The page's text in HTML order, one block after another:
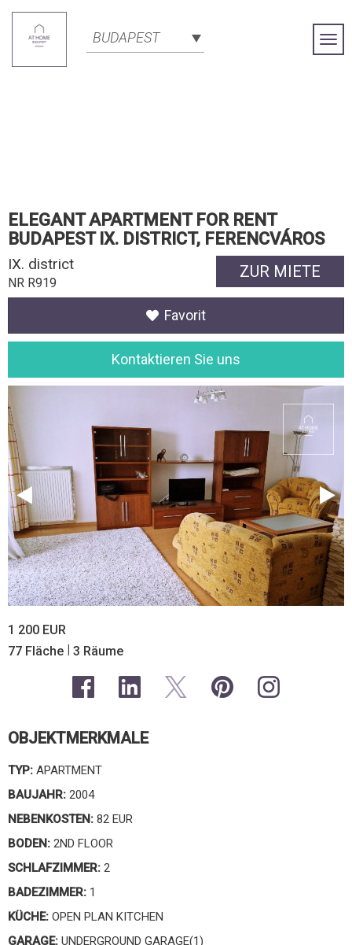
BUDAPEST
ELEGANT APARTMENT FOR RENT
BUDAPEST IX. DISTRICT, FERENCVÁROS
ZUR MIETE
IX. district
NR R919
Favorit
Kontaktieren Sie uns
1 200 EUR
77 Fläche | 3 Räume
OBJEKTMERKMALE
TYP: APARTMENT
BAUJAHR: 2004
NEBENKOSTEN: 82 EUR
BODEN: 2ND FLOOR
SCHLAFZIMMER: 2
BADEZIMMER: 1
KÜCHE: OPEN PLAN KITCHEN
GARAGE: UNDERGROUND GARAGE(1)